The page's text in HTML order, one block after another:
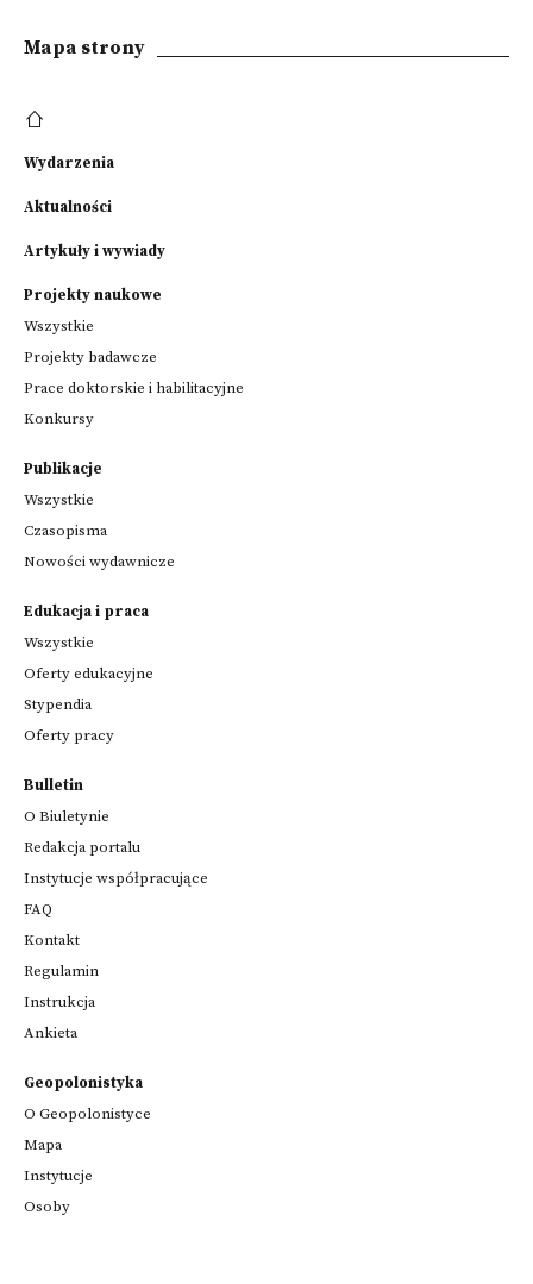
Mapa strony
Wydarzenia
Aktualności
Artykuły i wywiady
Projekty naukowe
Wszystkie
Projekty badawcze
Prace doktorskie i habilitacyjne
Konkursy
Publikacje
Wszystkie
Czasopisma
Nowości wydawnicze
Edukacja i praca
Wszystkie
Oferty edukacyjne
Stypendia
Oferty pracy
Bulletin
O Biuletynie
Redakcja portalu
Instytucje współpracujące
FAQ
Kontakt
Regulamin
Instrukcja
Ankieta
Geopolonistyka
O Geopolonistyce
Mapa
Instytucje
Osoby